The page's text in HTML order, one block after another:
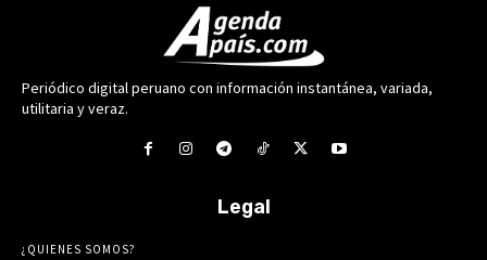
Periódico digital peruano con información instantánea, variada,
utilitaria y veraz.
Legal
¿QUIENES SOMOS?